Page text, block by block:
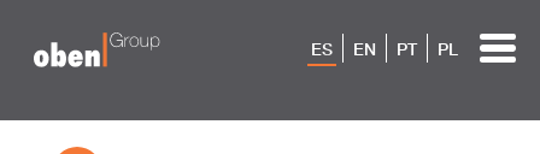
ES EN PT PL